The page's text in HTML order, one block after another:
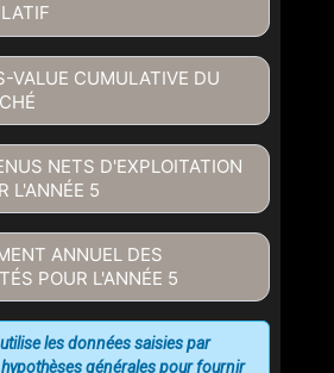
VALUE CUMULATIVE DU
NETS D'EXPLOITATION
L'ANNÉE 5
ANNUEL DES
POUR L'ANNÉE 5
les données saisies par
hypothèses générales pour fournir